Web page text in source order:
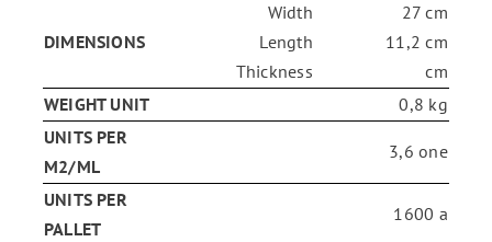
DIMENSIONS
Width
Length
Thickness
27 cm
11,2 cm
cm
WEIGHT UNIT
0,8 kg
UNITS PER
M2/ML
3,6 one
UNITS PER
PALLET
1600 a